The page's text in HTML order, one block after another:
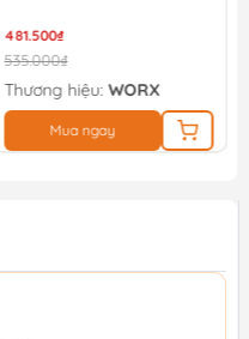
481.500₫
535.000₫
Thương hiệu:WORX
Mua ngay